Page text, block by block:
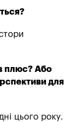
плюс? Або
для
цього року.